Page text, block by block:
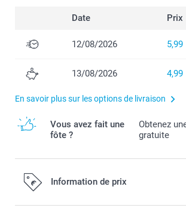
Date Prix
12/08/2026 5,99
13/08/2026 4,99
En savoir plus sur les options de livraison
Vous avez fait une
fôte ?
Obtenez
gratuite
Information de prix